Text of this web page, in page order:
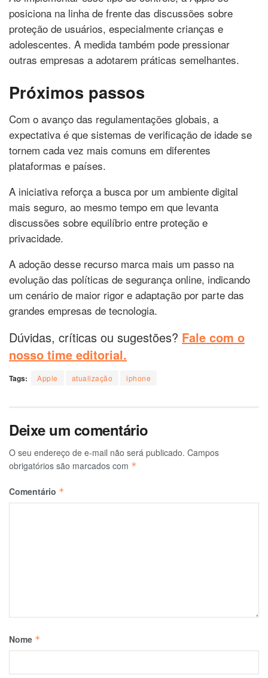
posiciona na linha de frente das discussões sobre
proteção de usuários, especialmente crianças e
adolescentes. A medida também pode pressionar
outras empresas a adotarem práticas semelhantes.
Próximos passos
Com o avanço das regulamentações globais, a
expectativa é que sistemas de verificação de idade se
tornem cada vez mais comuns em diferentes
plataformas e países.
A iniciativa reforça a busca por um ambiente digital
mais seguro, ao mesmo tempo em que levanta
discussões sobre equilíbrio entre proteção e
privacidade.
A adoção desse recurso marca mais um passo na
evolução das políticas de segurança online, indicando
um cenário de maior rigor e adaptação por parte das
grandes empresas de tecnologia.
Dúvidas, críticas ou sugestões? Fale com o
nosso time editorial.
Tags: Apple atualização iphone
Deixe um comentário
O seu endereço de e-mail não será publicado. Campos
obrigatórios são marcados com *
Comentário *
Nome *